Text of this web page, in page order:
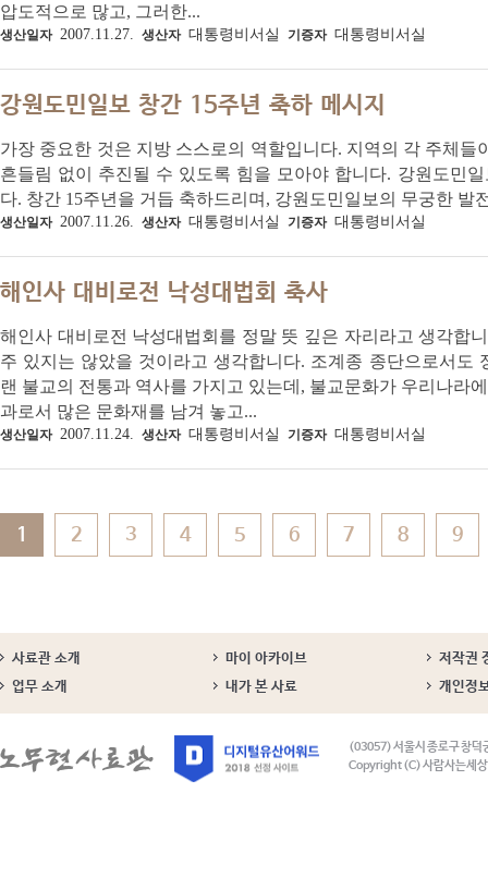
압도적으로 많고, 그러한...
생산일자 2007.11.27. 생산자 대통령비서실 기증자 대통령비서실
강원도민일보 창간 15주년 축하 메시지
가장 중요한 것은 지방 스스로의 역할입니다. 지역의 각 주체
흔들림 없이 추진될 수 있도록 힘을 모아야 합니다. 강원도민
다. 창간 15주년을 거듭 축하드리며, 강원도민일보의 무궁한 발
생산일자 2007.11.26. 생산자 대통령비서실 기증자 대통령비서실
해인사 대비로전 낙성대법회 축사
해인사 대비로전 낙성대법회를 정말 뜻 깊은 자리라고 생각합
주 있지는 않았을 것이라고 생각합니다. 조계종 종단으로서도
랜 불교의 전통과 역사를 가지고 있는데, 불교문화가 우리나라
과로서 많은 문화재를 남겨 놓고...
생산일자 2007.11.24. 생산자 대통령비서실 기증자 대통령비서실
1 2 3 4 5 6 7 8 9
사료관 소개 마이 아카이브
저작권
업무 소개
내가 본 사료 개인정
(03057) 서울시 종로구 창덕
Copyright (C) 사람사는세